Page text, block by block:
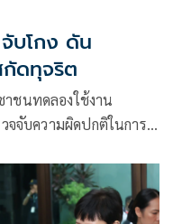
บโกง ดัน
ดทุจริต
าชนทดลองใช้งาน
จจับความผิดปกติในการ